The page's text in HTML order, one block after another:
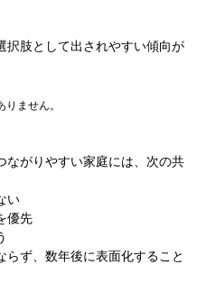
択肢として出されやすい傾向が
ません。
ながりやすい家庭には、次の共
い
優先
らず、数年後に表面化すること